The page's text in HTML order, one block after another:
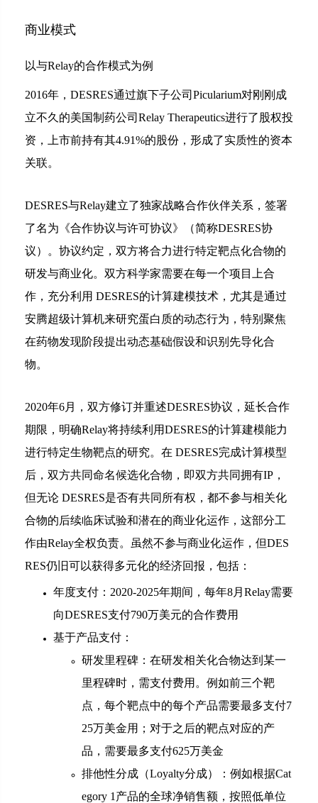
商业模式
以与Relay的合作模式为例
2016年，DESRES通过旗下子公司Picularium对刚刚成
立不久的美国制药公司Relay Therapeutics进行了股权投
资，上市前持有其4.91%的股份，形成了实质性的资本
关联。
DESRES与Relay建立了独家战略合作伙伴关系，签署
了名为《合作协议与许可协议》（简称DESRES协
议）。协议约定，双方将合力进行特定靶点化合物的
研发与商业化。双方科学家需要在每一个项目上合
作，充分利用 DESRES的计算建模技术，尤其是通过
安腾超级计算机来研究蛋白质的动态行为，特别聚焦
在药物发现阶段提出动态基础假设和识别先导化合
物。
2020年6月，双方修订并重述DESRES协议，延长合作
期限，明确Relay将持续利用DESRES的计算建模能力
进行特定生物靶点的研究。在 DESRES完成计算模型
后，双方共同命名候选化合物，即双方共同拥有IP，
但无论 DESRES是否有共同所有权，都不参与相关化
合物的后续临床试验和潜在的商业化运作，这部分工
作由Relay全权负责。虽然不参与商业化运作，但DES
RES仍旧可以获得多元化的经济回报，包括：
年度支付：2020-2025年期间，每年8月Relay需要
向DESRES支付790万美元的合作费用
基于产品支付：
研发里程碑：在研发相关化合物达到某一
里程碑时，需支付费用。例如前三个靶
点，每个靶点中的每个产品需要最多支付7
25万美金用；对于之后的靶点对应的产
品，需要最多支付625万美金
排他性分成（Loyalty分成）：例如根据Cat
egory 1产品的全球净销售额，按照低单位